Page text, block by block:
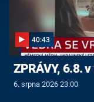
40:43
ZPRÁVY, 6.8.
6. srpna 2026 23:00